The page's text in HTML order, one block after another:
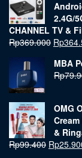
2.4G/
CHANNEL TV &
Rp369.000 Rp
MBA
Rp
OMG
&
Rp99.400 Rp